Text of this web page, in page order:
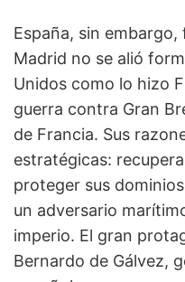
España, sin
Madrid no se alió
Unidos como lo hizo
guerra contra Gran
de Francia. Sus
estratégicas:
proteger sus
un adversario
imperio. El gran
Bernardo de Gálvez,